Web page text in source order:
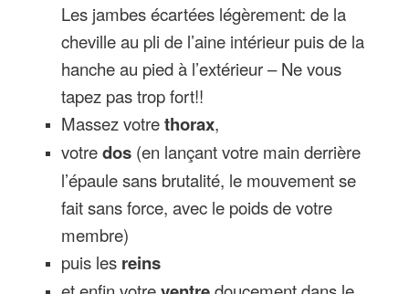
Les jambes écartées légèrement: de la
cheville au pli de l’aine intérieur puis de la
hanche au pied à l’extérieur – Ne vous
tapez pas trop fort!!
Massez votrethorax,
votredos(en lançant votre main derrière
l’épaule sans brutalité, le mouvement se
fait sans force, avec le poids de votre
membre)
puis lesreins